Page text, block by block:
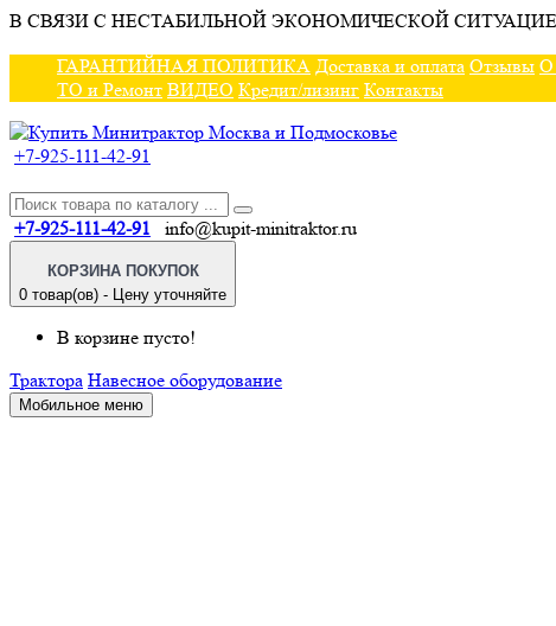
В СВЯЗИ С НЕСТАБИЛЬНОЙ ЭКОНОМИЧЕСКОЙ
ГАРАНТИЙНАЯ ПОЛИТИКА Доставка и оплата Отзывы О
ТО и Ремонт ВИДЕО Кредит/лизинг Контакты
+7-925-111-42-91
+7-925-111-42-91 info@kupit-minitraktor.ru
КОРЗИНА ПОКУПОК
0 товар(ов) - Цену уточняйте
В корзине пусто!
Трактора Навесное оборудование
Мобильное меню